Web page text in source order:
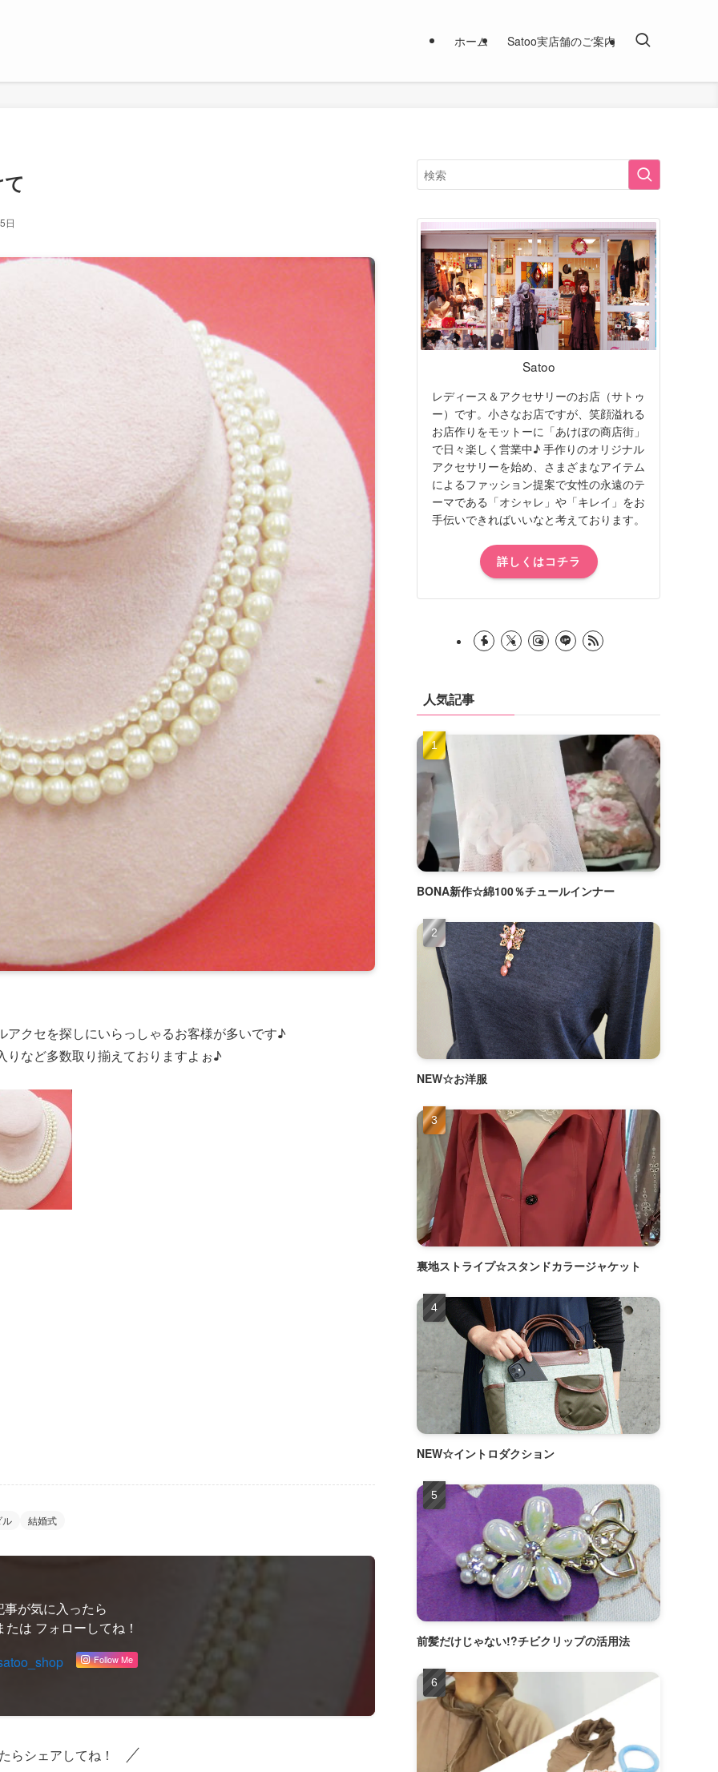
ホーム Satoo実店舗のご案内
日
クセを探しにいらっしゃるお客様が多いです♪
りなど多数取り揃えておりますよぉ♪
ル 結婚式
事が気に入ったら
は フォローしてね！
Follow Me
らシェアしてね！
Satoo
レディース＆アクセサリーのお店（サトゥ
ー）です。小さなお店ですが、笑顔溢れる
お店作りをモットーに「あけぼの商店街」
で日々楽しく営業中♪ 手作りのオリジナル
アクセサリーを始め、さまざまなアイテム
によるファッション提案で女性の永遠のテ
ーマである「オシャレ」や「キレイ」をお
手伝いできればいいなと考えております。
詳しくはコチラ
人気記事
BONA新作☆綿100％チュールインナー
NEW☆お洋服
裏地ストライプ☆スタンドカラージャケット
NEW☆イントロダクション
前髪だけじゃない!?チビクリップの活用法